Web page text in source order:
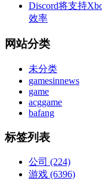
Discord将支持
效率
网站分类
未分类
gamesinnews
game
acggame
bafang
标签列表
公司 (224)
游戏 (6396)